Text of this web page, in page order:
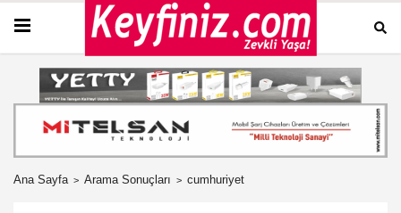
Ana Sayfa Arama Sonuçları cumhuriyet